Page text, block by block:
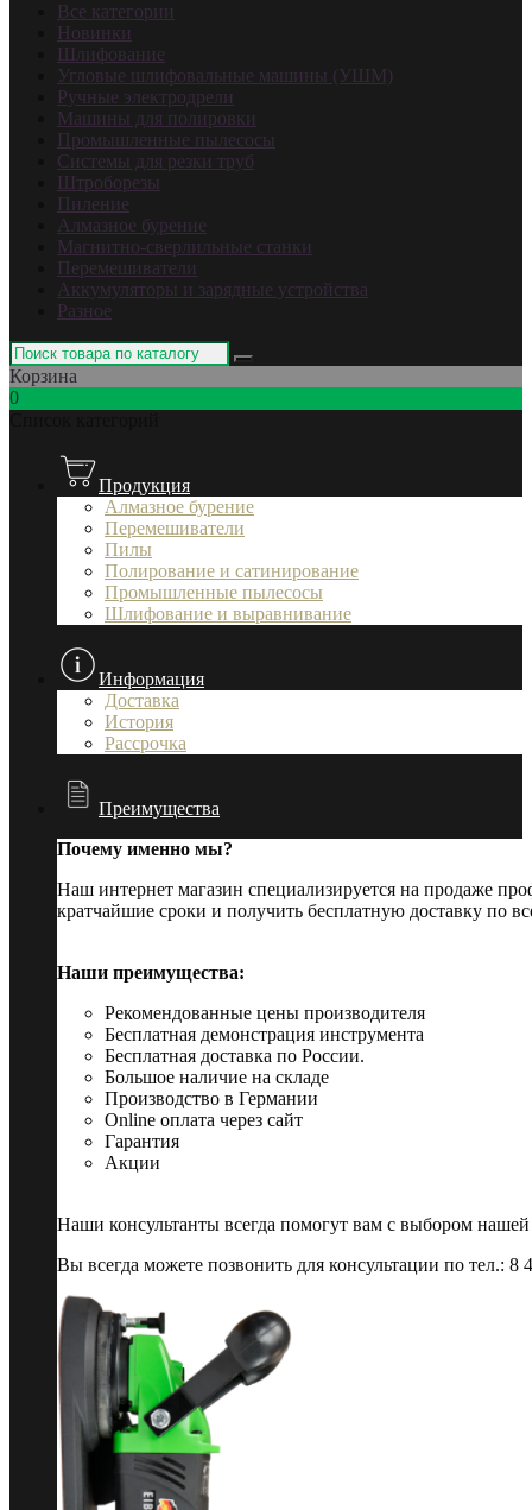
Все категории
Новинки
Шлифование
Угловые шлифовальные машины (УШМ)
Ручные электродрели
Машины для полировки
Промышленные пылесосы
Системы для резки труб
Штроборезы
Пиление
Алмазное бурение
Магнитно-сверлильные станки
Перемешиватели
Аккумуляторы и зарядные устройства
Разное
Корзина
0
Продукция
Алмазное бурение
Перемешиватели
Пилы
Полирование и сатинирование
Промышленные пылесосы
Шлифование и выравнивание
Информация
Доставка
История
Рассрочка
Преимущества
Почему именно мы?
Наш интернет магазин специализируется на продаже
кратчайшие сроки и получить бесплатную доставку по
Наши преимущества:
Рекомендованные цены производителя
Бесплатная демонстрация инструмента
Бесплатная доставка по России.
Большое наличие на складе
Производство в Германии
Online оплата через сайт
Гарантия
Акции
Наши консультанты всегда помогут вам с выбором
Вы всегда можете позвонить для консультации по тел.: